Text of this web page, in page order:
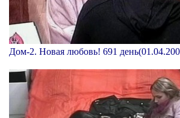
Дом-2. Новая любовь! 691